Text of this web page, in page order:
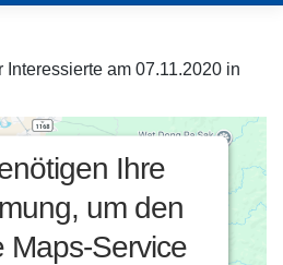
am 07.11.2020 in
Ihre
um den
Maps-Service